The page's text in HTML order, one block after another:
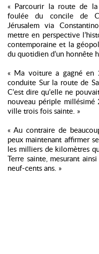
« Parcourir la route de la
foulée du concile de
Jérusalem via
mettre en perspective
contemporaine et la
du quotidien d’un honnête
« Ma voiture a gagné en
conduite Sur la route de
C’est dire qu’elle ne
nouveau périple millésimé
ville trois fois sainte. »
« Au contraire de
peux maintenant affirmer
les milliers de kilomètres
Terre sainte, mesurant
neuf-cents ans. »